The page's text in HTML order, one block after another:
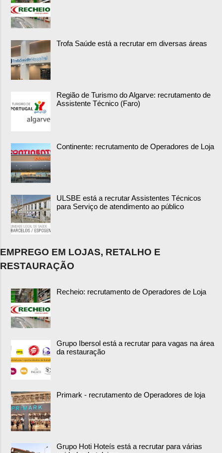
Trofa Saúde está a recrutar em diversas áreas
Região de Turismo do Algarve: recrutamento de
Assistente Técnico (Faro)
Continente: recrutamento de Operadores de Loja
ULSBE está a recrutar Assistentes Técnicos
para Serviço de atendimento ao público
EMPREGO EM LOJAS, RETALHO E
RESTAURAÇÃO
Recheio: recrutamento de Operadores de Loja
Grupo Ibersol está a recrutar para vagas na área
da restauração
Primark - recrutamento de Operadores de loja
Grupo Hoti Hoteís está a recrutar para várias